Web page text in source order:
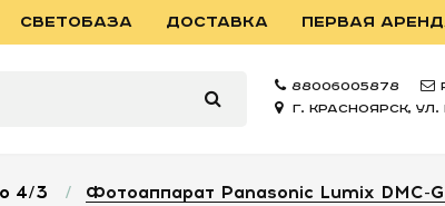
СВЕТОБАЗА ДОСТАВКА ПЕРВАЯ
88006005878
г. Красноярск, ул.
4/3 / Фотоаппарат Panasonic Lumix DMC-